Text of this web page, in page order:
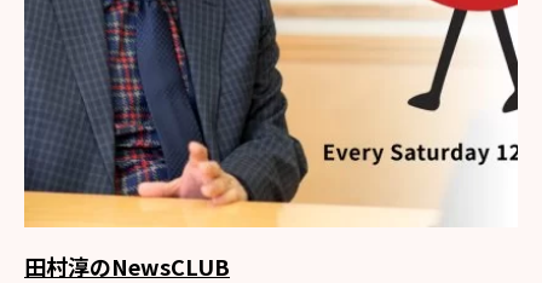
田村淳のNewsCLUB